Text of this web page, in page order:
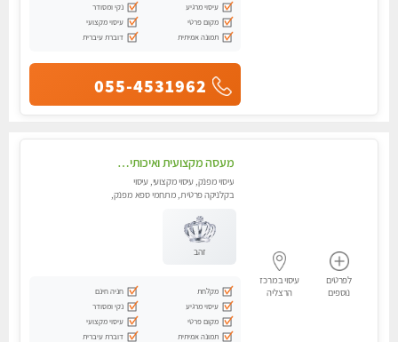
עיסוי מרגיע
נקי ומסודר
מקום פרטי
עיסוי מקצועי
תמונה אמיתית
דוברת עיברית
055-4531962
לפרטים
נוספים
עיסוי במרכז
הרצליה
מעסה מקצועית ואיכותית פרטי!! אירוח ברמה אחרת ...כולל שתיה חמה/קרה + בקבוק מים
עיסוי מפנק, עיסוי מקצועי, עיסוי
בקלניקה פרטית, מתחמי ספא מפנק,
זהב
מקלחת
חניה חינם
עיסוי מרגיע
נקי ומסודר
מקום פרטי
עיסוי מקצועי
תמונה אמיתית
דוברת עיברית